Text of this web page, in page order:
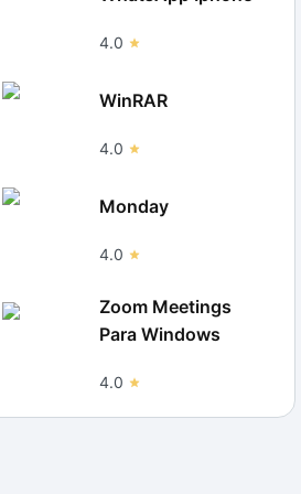
4.0
WinRAR
4.0
Monday
4.0
Zoom Meetings
Para Windows
4.0